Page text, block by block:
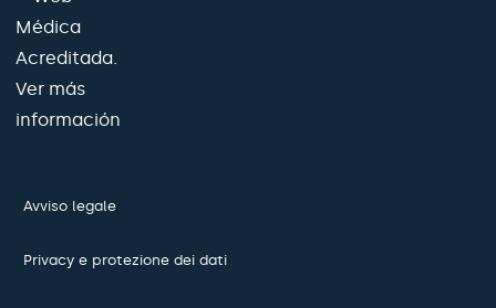
Avviso legale
Privacy e protezione dei dati